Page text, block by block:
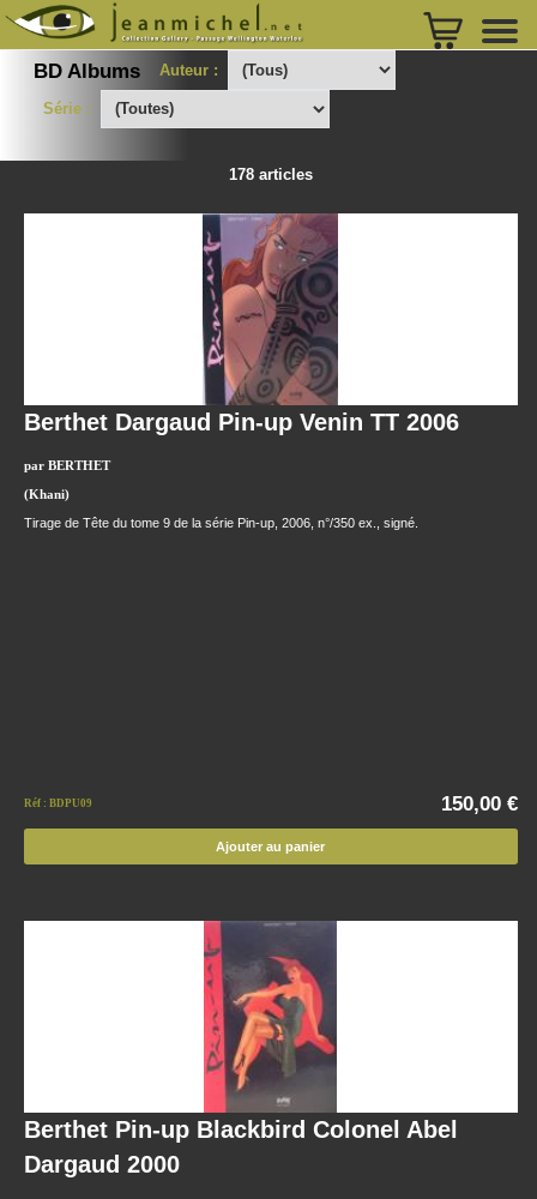
BD Albums Auteur :
Série :
178 articles
Berthet Dargaud Pin-up Venin TT 2006
par BERTHET
(Khani)
Tirage de Tête du tome 9 de la série Pin-up, 2006, n°/350 ex., signé.
Réf : BDPU09 150,00 €
Ajouter au panier
Berthet Pin-up Blackbird Colonel Abel
Dargaud 2000